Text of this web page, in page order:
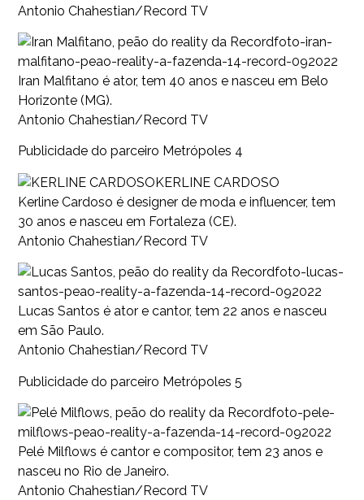
Antonio Chahestian/Record TV
foto-iran-
malfitano-peao-reality-a-fazenda-14-record-092022
Iran Malfitano é ator, tem 40 anos e nasceu em Belo
Horizonte (MG).
Antonio Chahestian/Record TV
Publicidade do parceiro Metrópoles 4
KERLINE CARDOSO
Kerline Cardoso é designer de moda e influencer, tem
30 anos e nasceu em Fortaleza (CE).
Antonio Chahestian/Record TV
foto-lucas-
santos-peao-reality-a-fazenda-14-record-092022
Lucas Santos é ator e cantor, tem 22 anos e nasceu
em São Paulo.
Antonio Chahestian/Record TV
Publicidade do parceiro Metrópoles 5
foto-pele-
milflows-peao-reality-a-fazenda-14-record-092022
Pelé Milflows é cantor e compositor, tem 23 anos e
nasceu no Rio de Janeiro.
Antonio Chahestian/Record TV